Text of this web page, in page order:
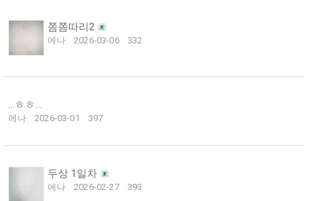
쫌쫌따리2
에나 2026-03-06 332
...ㅎㅎ...
에나 2026-03-01 397
두상 1일차
에나 2026-02-27 393